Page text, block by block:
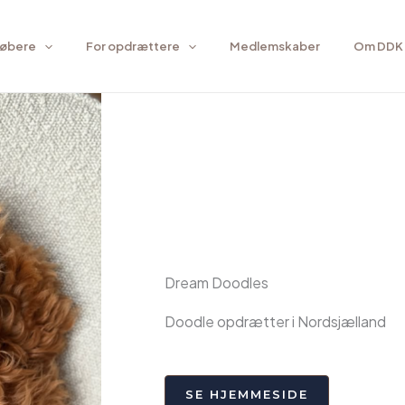
For opdrættere Medlemskaber Om DDK
Dream Doodles
Doodle opdrætter i Nordsjælland
SE HJEMMESIDE